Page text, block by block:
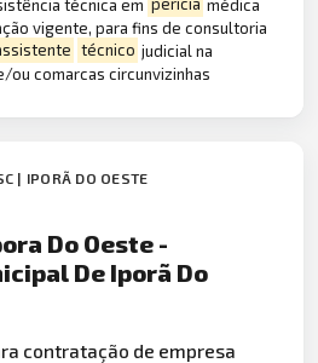
técnica em perícia médica
vigente, para fins de consultoria
técnico judicial na
ou comarcas circunvizinhas
| IPORÃ DO OESTE
Do Oeste -
De Iporã Do
contratação de empresa